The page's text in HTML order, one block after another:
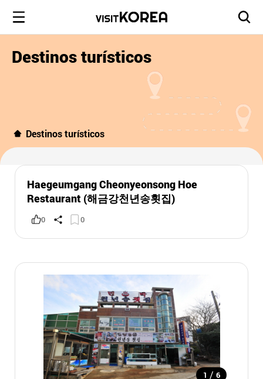
Destinos turísticos
Destinos turísticos
Haegeumgang Cheonyeonsong Hoe
Restaurant (해금강천년송횟집)
0 0
1 / 6